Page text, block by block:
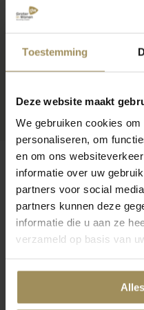
Toestemming
Deze website maakt
We gebruiken cookies
personaliseren, om
en om ons
informatie over uw
partners voor social
partners kunnen deze
informatie die u aan ze
verzameld op basis van
Op zoek